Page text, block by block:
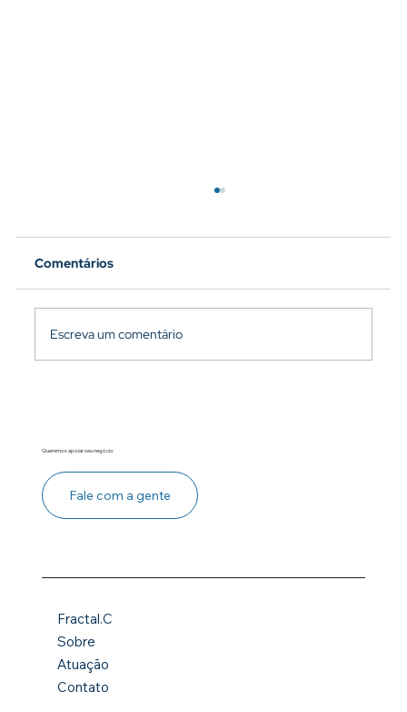
Comentários
Escreva um comentário
Queremos apoiar seu negócio
Fale com a gente
Fractal.C
Sobre
Atuação
Contato